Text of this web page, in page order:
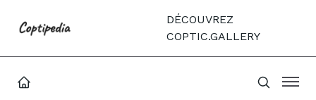
DÉCOUVREZ
COPTIC.GALLERY